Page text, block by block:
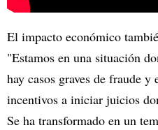
El impacto económico
"Estamos en una situación
hay casos graves de fraude
incentivos a iniciar juicios
Se ha transformado en un